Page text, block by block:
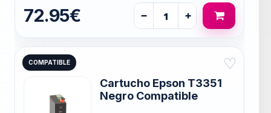
72.95€ − +
COMPATIBLE ♡
Cartucho Epson T3351
Negro Compatible